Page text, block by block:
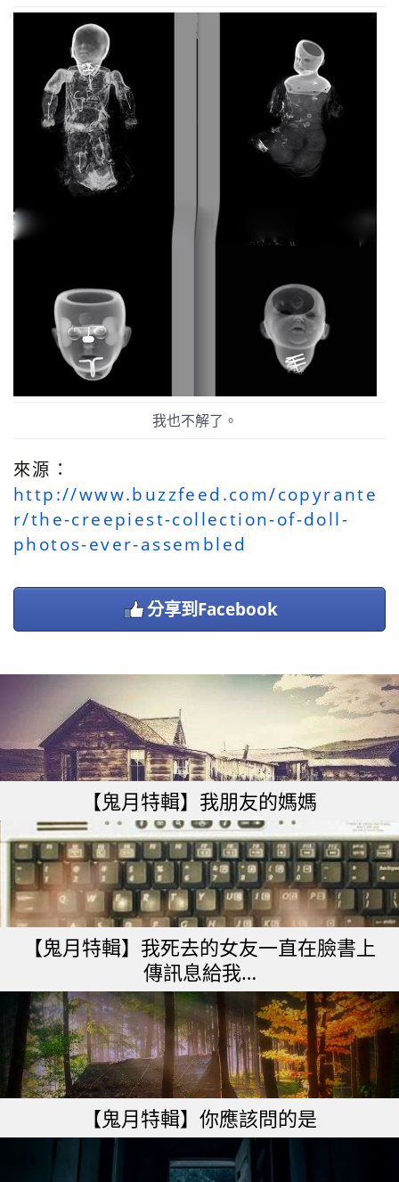
我也不解了。
來源：
http://www.buzzfeed.com/copyrante
r/the-creepiest-collection-of-doll-
photos-ever-assembled
分享到Facebook
【鬼月特輯】我朋友的媽媽
【鬼月特輯】我死去的女友一直在臉書上
傳訊息給我…
【鬼月特輯】你應該問的是